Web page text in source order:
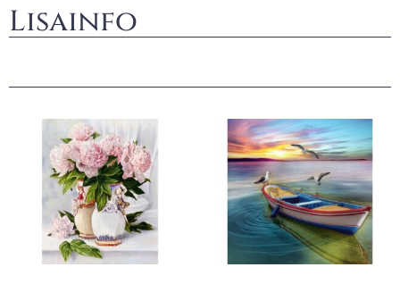
Lisainfo